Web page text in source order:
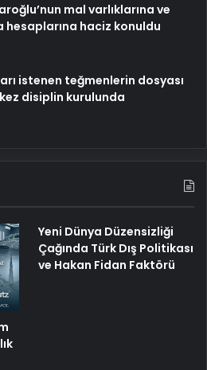
mal varlıklarına ve
hesaplarına haciz konuldu
istenen teğmenlerin dosyası
disiplin kurulunda
Yeni Dünya Düzensizliği
Çağında Türk Dış Politikası
ve Hakan Fidan Faktörü